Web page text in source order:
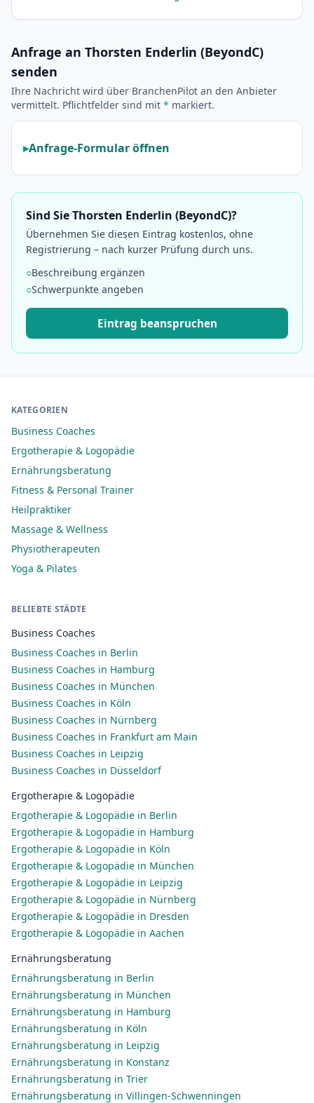
Anfrage an Thorsten Enderlin (BeyondC)
senden
Ihre Nachricht wird über BranchenPilot an den Anbieter
vermittelt. Pflichtfelder sind mit * markiert.
Anfrage-Formular öffnen
Sind Sie Thorsten Enderlin (BeyondC)?
Übernehmen Sie diesen Eintrag kostenlos, ohne
Registrierung – nach kurzer Prüfung durch uns.
○Beschreibung ergänzen
○Schwerpunkte angeben
Eintrag beanspruchen
KATEGORIEN
Business Coaches
Ergotherapie & Logopädie
Ernährungsberatung
Fitness & Personal Trainer
Heilpraktiker
Massage & Wellness
Physiotherapeuten
Yoga & Pilates
BELIEBTE STÄDTE
Business Coaches
Business Coaches in Berlin
Business Coaches in Hamburg
Business Coaches in München
Business Coaches in Köln
Business Coaches in Nürnberg
Business Coaches in Frankfurt am Main
Business Coaches in Leipzig
Business Coaches in Düsseldorf
Ergotherapie & Logopädie
Ergotherapie & Logopädie in Berlin
Ergotherapie & Logopädie in Hamburg
Ergotherapie & Logopädie in Köln
Ergotherapie & Logopädie in München
Ergotherapie & Logopädie in Leipzig
Ergotherapie & Logopädie in Nürnberg
Ergotherapie & Logopädie in Dresden
Ergotherapie & Logopädie in Aachen
Ernährungsberatung
Ernährungsberatung in Berlin
Ernährungsberatung in München
Ernährungsberatung in Hamburg
Ernährungsberatung in Köln
Ernährungsberatung in Leipzig
Ernährungsberatung in Konstanz
Ernährungsberatung in Trier
Ernährungsberatung in Villingen-Schwenningen